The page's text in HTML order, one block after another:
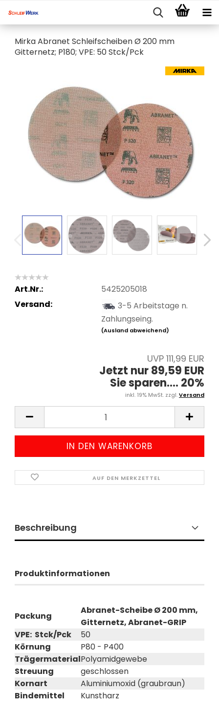
Mirka Abranet Schleifscheiben Ø 200 mm
Gitternetz; P180; VPE: 50 Stck/Pck
Art.Nr.:
5425205018
Versand:
3-5 Arbeitstage n.
Zahlungseing.
(Ausland abweichend)
UVP 111,99 EUR
Jetzt nur 89,59 EUR
Sie sparen.... 20%
inkl. 19% MwSt. zzgl.Versand
AUF DEN MERKZETTEL
Beschreibung
Produktinformationen
Packung
Abranet-Scheibe Ø 200 mm,
Gitternetz, Abranet-GRIP
VPE: Stck/Pck
50
Körnung
P80 - P400
TrägermaterialPolyamidgewebe
Streuung
geschlossen
Kornart
Aluminiumoxid (graubraun)
Bindemittel
Kunstharz